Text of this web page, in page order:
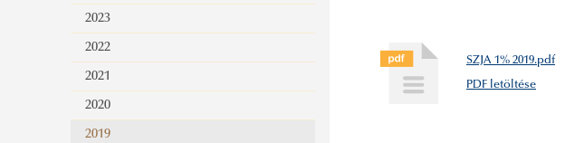
Szabályzatok
Az MRTT tevékenységének fő irányai
2020-2023
Adatkezelés
2023
2022
2021
2020
2019
SZJA 1% 2019.pdf
PDF letöltése